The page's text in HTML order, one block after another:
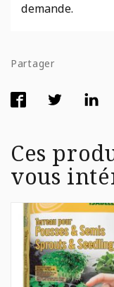
demande.
Partager
Ces
vous